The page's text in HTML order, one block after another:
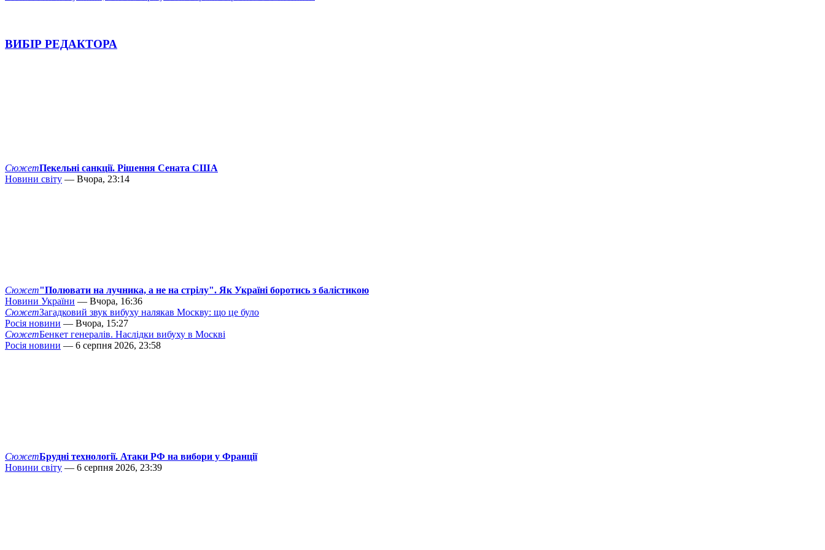
ВИБІР РЕДАКТОРА
СюжетПекельні санкції. Рішення Сената США
Новини світу — Вчора, 23:14
Сюжет"Полювати на лучника, а не на стрілу". Як Україні боротись з балістикою
Новини України — Вчора, 16:36
СюжетЗагадковий звук вибуху налякав Москву: що це було
Росія новини — Вчора, 15:27
СюжетБенкет генералів. Наслідки вибуху в Москві
Росія новини — 6 серпня 2026, 23:58
СюжетБрудні технології. Атаки РФ на вибори у Франції
Новини світу — 6 серпня 2026, 23:39